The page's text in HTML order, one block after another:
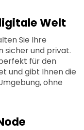
Welt
Sie Ihre
sicher und privat.
für den
und gibt Ihnen die
ohne